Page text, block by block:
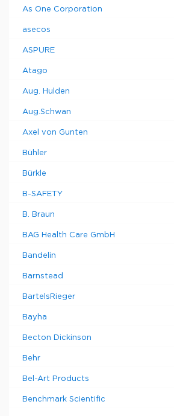
As One Corporation
asecos
ASPURE
Atago
Aug. Hulden
Aug.Schwan
Axel von Gunten
Bühler
Bürkle
B-SAFETY
B. Braun
BAG Health Care GmbH
Bandelin
Barnstead
BartelsRieger
Bayha
Becton Dickinson
Behr
Bel-Art Products
Benchmark Scientific